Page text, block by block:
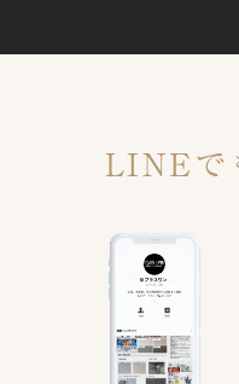
LINEで